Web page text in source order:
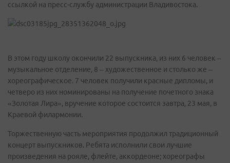
ссылкой на пресс-службу администрации Владивостока.
В этом году школу окончили 22 выпускника, из них 6 человек –
музыкальное отделение, 8 – художественное и столько же –
хореографическое. 7 человек получили красные дипломы, и
четверо из них номинированы на получение почетного знака
«Золотая Лира», вручение которое состоится завтра, 23 мая, в
Краевой филармонии.
Торжественную часть мероприятия продолжил традиционный
концерт выпускников. Ребята исполнили свои лучшие
произведения на рояле, флейте, аккордеоне; хореографы